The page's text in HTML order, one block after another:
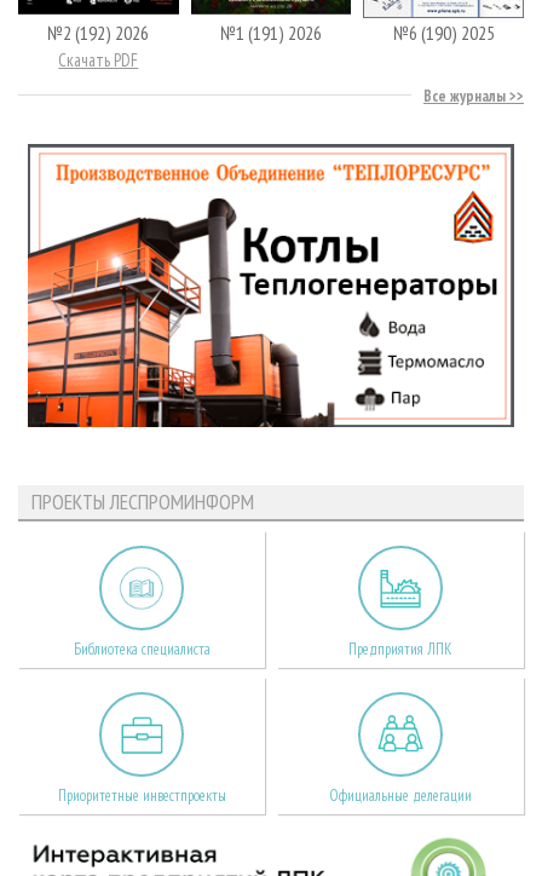
№2 (192) 2026
Скачать PDF
№1 (191) 2026 №6 (190) 2025
Все журналы
ПРОЕКТЫ ЛЕСПРОМИНФОРМ
Библиотека специалиста Предприятия ЛПК
Приоритетные инвестпроекты Официальные делегации